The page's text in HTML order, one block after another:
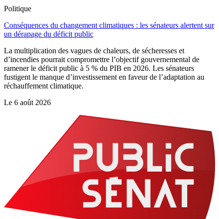
Politique
Conséquences du changement climatiques : les sénateurs alertent sur
un dérapage du déficit public
La multiplication des vagues de chaleurs, de sécheresses et
d’incendies pourrait compromettre l’objectif gouvernemental de
ramener le déficit public à 5 % du PIB en 2026. Les sénateurs
fustigent le manque d’investissement en faveur de l’adaptation au
réchauffement climatique.
Le 6 août 2026